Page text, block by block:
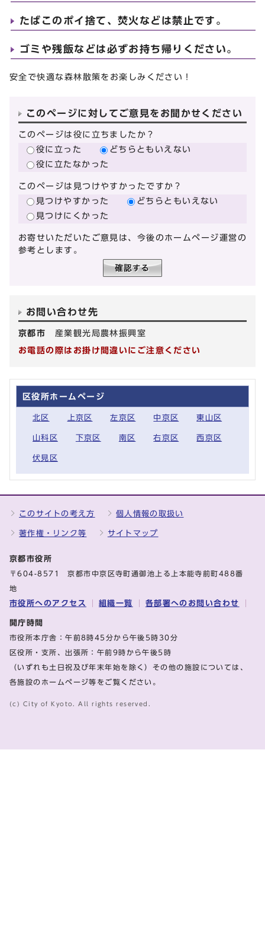
たばこのポイ捨て、焚火などは禁止です。
ゴミや残飯などは必ずお持ち帰りください。
安全で快適な森林散策をお楽しみください！
このページに対してご意見をお聞かせください
このページは役に立ちましたか？
役に立った
どちらともいえない
役に立たなかった
このページは見つけやすかったですか？
見つけやすかった
どちらともいえない
見つけにくかった
お寄せいただいたご意見は、今後のホームページ運営の
参考とします。
お問い合わせ先
京都市 産業観光局農林振興室
お電話の際はお掛け間違いにご注意ください
区役所ホームページ
北区 上京区 左京区 中京区 東山区
山科区 下京区 南区 右京区 西京区
伏見区
このサイトの考え方 個人情報の取扱い
著作権・リンク等 サイトマップ
京都市役所
〒604-8571 京都市中京区寺町通御池上る上本能寺前町488番
地
市役所へのアクセス 組織一覧 各部署へのお問い合わせ
開庁時間
市役所本庁舎：午前8時45分から午後5時30分
区役所・支所、出張所：午前9時から午後5時
（いずれも土日祝及び年末年始を除く）その他の施設については、
各施設のホームページ等をご覧ください。
(c) City of Kyoto. All rights reserved.